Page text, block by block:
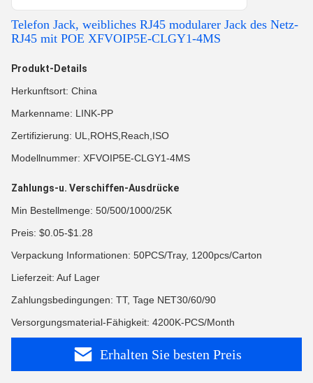
Telefon Jack, weibliches RJ45 modularer Jack des Netz-
RJ45 mit POE XFVOIP5E-CLGY1-4MS
Produkt-Details
Herkunftsort: China
Markenname: LINK-PP
Zertifizierung: UL,ROHS,Reach,ISO
Modellnummer: XFVOIP5E-CLGY1-4MS
Zahlungs-u. Verschiffen-Ausdrücke
Min Bestellmenge: 50/500/1000/25K
Preis: $0.05-$1.28
Verpackung Informationen: 50PCS/Tray, 1200pcs/Carton
Lieferzeit: Auf Lager
Zahlungsbedingungen: TT, Tage NET30/60/90
Versorgungsmaterial-Fähigkeit: 4200K-PCS/Month
Erhalten Sie besten Preis